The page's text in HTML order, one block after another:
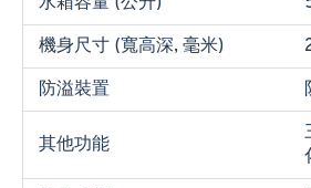
機身尺寸 (寬高深, 毫米)
防溢裝置
其他功能